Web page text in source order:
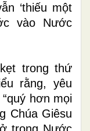
‘thiếu một
vào Nước
trong thứ
rằng, yêu
hơn mọi
Chúa Giêsu
trong Nước